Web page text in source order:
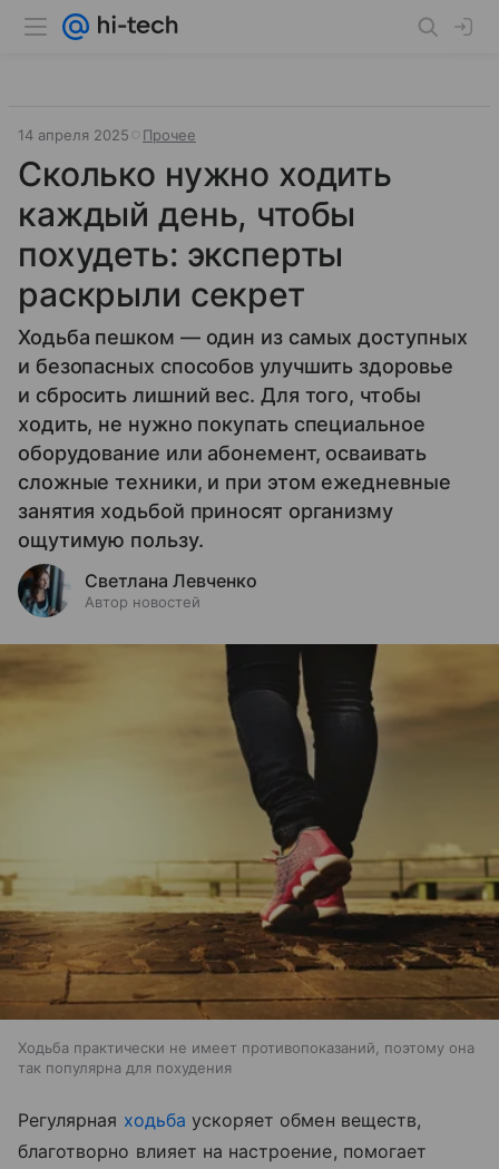
14 апреля 2025 Прочее
Сколько нужно ходить
каждый день, чтобы
похудеть: эксперты
раскрыли секрет
Ходьба пешком — один из самых доступных
и безопасных способов улучшить здоровье
и сбросить лишний вес. Для того, чтобы
ходить, не нужно покупать специальное
оборудование или абонемент, осваивать
сложные техники, и при этом ежедневные
занятия ходьбой приносят организму
ощутимую пользу.
Светлана Левченко
Автор новостей
Ходьба практически не имеет противопоказаний, поэтому она
так популярна для похудения
Регулярная ходьба ускоряет обмен веществ,
благотворно влияет на настроение, помогает